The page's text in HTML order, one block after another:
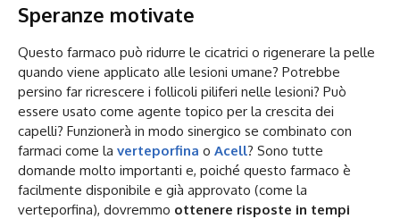
Speranze motivate
Questo farmaco può ridurre le cicatrici o rigenerare la pelle
quando viene applicato alle lesioni umane? Potrebbe
persino far ricrescere i follicoli piliferi nelle lesioni? Può
essere usato come agente topico per la crescita dei
capelli? Funzionerà in modo sinergico se combinato con
farmaci come la verteporfina o Acell? Sono tutte
domande molto importanti e, poiché questo farmaco è
facilmente disponibile e già approvato (come la
verteporfina), dovremmo ottenere risposte in tempi